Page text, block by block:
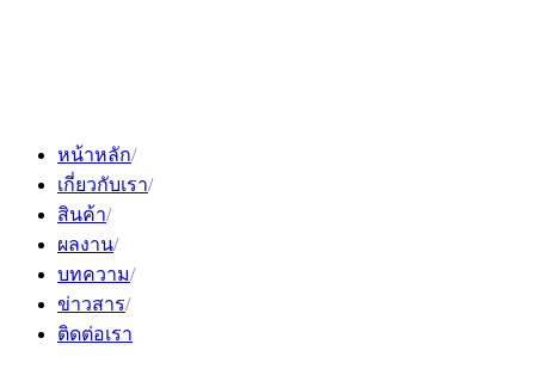
หน้าหลัก
เกี่ยวกับเรา
สินค้า
ผลงาน
บทความ
ข่าวสาร
ติดต่อเรา